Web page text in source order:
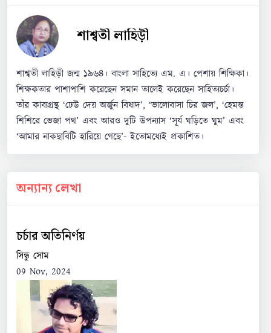
শাশ্বতী লাহিড়ী
শাশ্বতী লাহিড়ী জন্ম ১৯৬৪। বাংলা সাহিত্যে এম. এ। পেশায় শিক্ষিকা।
শিক্ষকতার পাশাপাশি করেছেন সমান তালেই করেছেন সাহিত্যচর্চা।
তাঁর কাব্যগ্রন্থ ‘ঢেউ দেয় অর্জুন বিষাদ’, ‘ভালোবাসা চির জল’, ‘হেমন্ত
শিশিরে ভেজা পথ’ এবং আরও দুটি উপন্যাস ‘সূর্য ঘড়িতে ঘুম’ এবং
‘আমার নাকছাবিটি হারিয়ে গেছে’- ইতোমধ্যেই প্রকাশিত।
অন্যান্য লেখা
চর্চার অতিনির্ণয়
সিন্ধু সোম
09 Nov, 2024